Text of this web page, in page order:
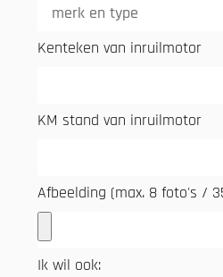
Kenteken van inruilmotor
KM stand van inruilmotor
Afbeelding (max. 8 foto's /
Ik wil ook: